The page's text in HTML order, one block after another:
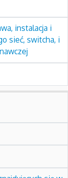
instalacja i
sieć, switcha, i